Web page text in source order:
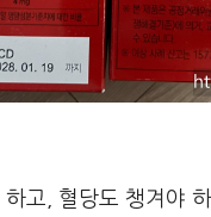
고, 혈당도 챙겨야